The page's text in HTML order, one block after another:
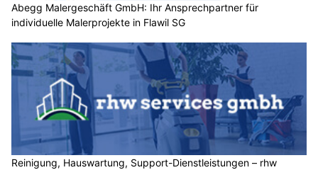
Abegg Malergeschäft GmbH: Ihr Ansprechpartner für
individuelle Malerprojekte in Flawil SG
Reinigung, Hauswartung, Support-Dienstleistungen – rhw